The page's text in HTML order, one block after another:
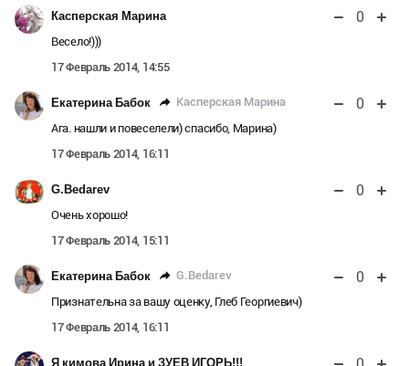
Касперская Марина 0
Весело!)))
17 Февраль 2014, 14:55
Екатерина Бабок Касперская Марина 0
Ага. нашли и повеселели) спасибо, Марина)
17 Февраль 2014, 16:11
G.Bedarev 0
Очень хорошо!
17 Февраль 2014, 15:11
Екатерина Бабок G.Bedarev 0
Признательна за вашу оценку, Глеб Георгиевич)
17 Февраль 2014, 16:11
Я кимова Ирина и ЗУЕВ ИГОРЬ!!!